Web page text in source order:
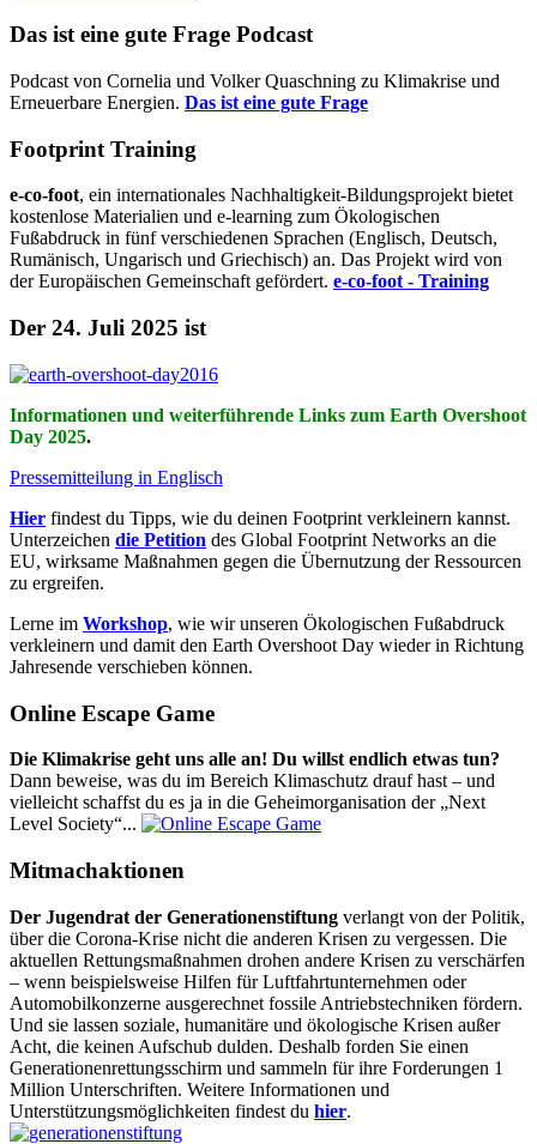
Das ist eine gute Frage Podcast
Podcast von Cornelia und Volker Quaschning zu Klimakrise und
Erneuerbare Energien. Das ist eine gute Frage
Footprint Training
e-co-foot, ein internationales Nachhaltigkeit-Bildungsprojekt bietet
kostenlose Materialien und e-learning zum Ökologischen
Fußabdruck in fünf verschiedenen Sprachen (Englisch, Deutsch,
Rumänisch, Ungarisch und Griechisch) an. Das Projekt wird von
der Europäischen Gemeinschaft gefördert. e-co-foot - Training
Der 24. Juli 2025 ist
Informationen und weiterführende Links zum Earth Overshoot
Day 2025.
Pressemitteilung in Englisch
Hier findest du Tipps, wie du deinen Footprint verkleinern kannst.
Unterzeichen die Petition des Global Footprint Networks an die
EU, wirksame Maßnahmen gegen die Übernutzung der Ressourcen
zu ergreifen.
Lerne im Workshop, wie wir unseren Ökologischen Fußabdruck
verkleinern und damit den Earth Overshoot Day wieder in Richtung
Jahresende verschieben können.
Online Escape Game
Die Klimakrise geht uns alle an! Du willst endlich etwas tun?
Dann beweise, was du im Bereich Klimaschutz drauf hast – und
vielleicht schaffst du es ja in die Geheimorganisation der „Next
Level Society“...
Mitmachaktionen
Der Jugendrat der Generationenstiftung verlangt von der Politik,
über die Corona-Krise nicht die anderen Krisen zu vergessen. Die
aktuellen Rettungsmaßnahmen drohen andere Krisen zu verschärfen
– wenn beispielsweise Hilfen für Luftfahrtunternehmen oder
Automobilkonzerne ausgerechnet fossile Antriebstechniken fördern.
Und sie lassen soziale, humanitäre und ökologische Krisen außer
Acht, die keinen Aufschub dulden. Deshalb forden Sie einen
Generationenrettungsschirm und sammeln für ihre Forderungen 1
Million Unterschriften. Weitere Informationen und
Unterstützungsmöglichkeiten findest du hier.